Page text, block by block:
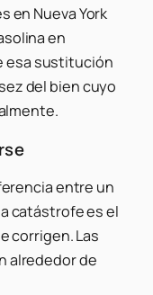
en Nueva York
en
esa sustitución
del bien cuyo
entre un
catástrofe es el
corrigen. Las
alrededor de